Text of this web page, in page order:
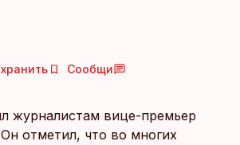
Сообщи
журналистам вице-премьер
отметил, что во многих